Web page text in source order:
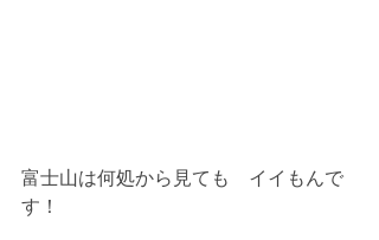
富士山は何処から見ても　イイもんで
す！